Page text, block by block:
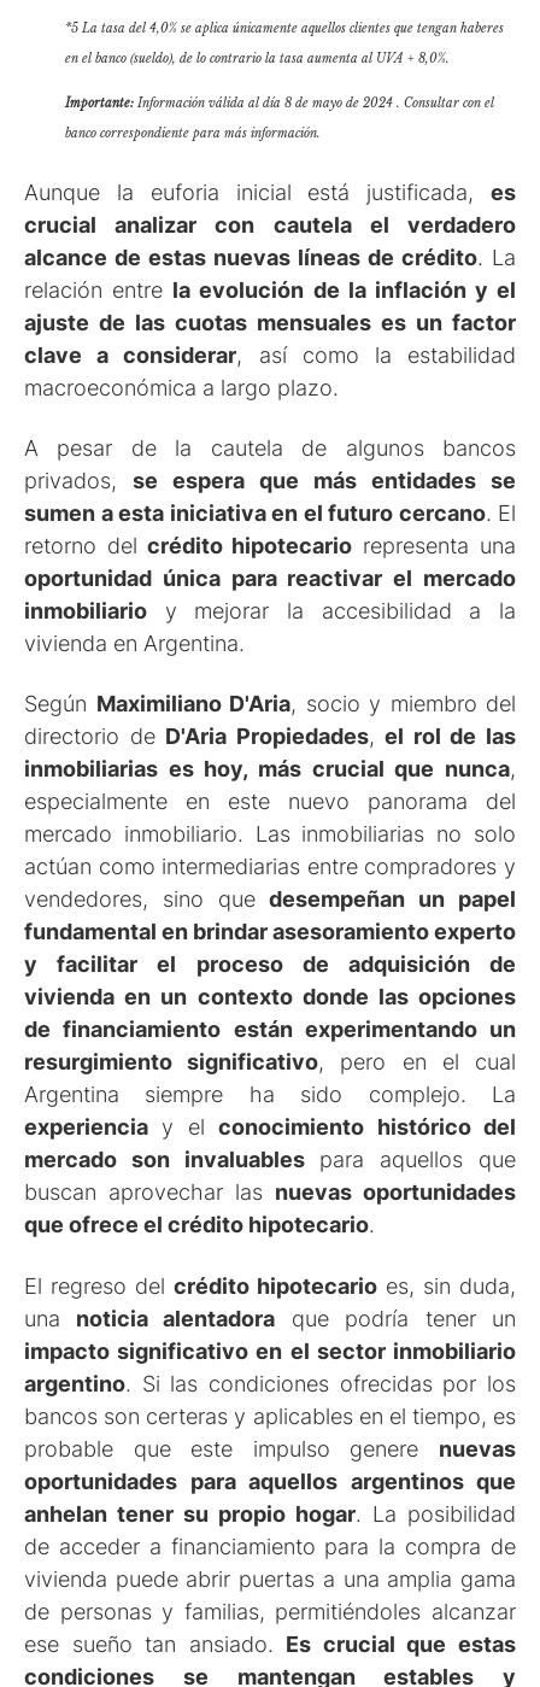
*5 La tasa del 4,0% se aplica únicamente aquellos clientes que tengan haberes
en el banco (sueldo), de lo contrario la tasa aumenta al UVA + 8,0%.
Importante: Información válida al día 8 de mayo de 2024 . Consultar con el
banco correspondiente para más información.
Aunque la euforia inicial está justificada, es
crucial analizar con cautela el verdadero
alcance de estas nuevas líneas de crédito. La
relación entre la evolución de la inflación y el
ajuste de las cuotas mensuales es un factor
clave a considerar, así como la estabilidad
macroeconómica a largo plazo.
A pesar de la cautela de algunos bancos
privados, se espera que más entidades se
sumen a esta iniciativa en el futuro cercano. El
retorno del crédito hipotecario representa una
oportunidad única para reactivar el mercado
inmobiliario y mejorar la accesibilidad a la
vivienda en Argentina.
Según Maximiliano D'Aria, socio y miembro del
directorio de D'Aria Propiedades,el rol de las
inmobiliarias es hoy, más crucial que nunca,
especialmente en este nuevo panorama del
mercado inmobiliario. Las inmobiliarias no solo
actúan como intermediarias entre compradores y
vendedores, sino quedesempeñan un papel
fundamental en brindarasesoramiento experto
y facilitar el proceso de adquisición de
vivienda en un contexto donde las opciones
de financiamiento están experimentando un
resurgimiento significativo, pero en el cual
Argentina siempre ha sido complejo. La
experiencia y elconocimiento histórico del
mercado son invaluablespara aquellos que
buscan aprovechar las nuevas oportunidades
que ofrece el crédito hipotecario.
El regreso del crédito hipotecario es, sin duda,
una noticia alentadora que podría tener un
impacto significativo en el sector inmobiliario
argentino. Si las condiciones ofrecidas por los
bancos son certeras y aplicables en el tiempo, es
probable que este impulso genere nuevas
oportunidades para aquellos argentinos que
anhelan tener su propio hogar. La posibilidad
de acceder a financiamiento para la compra de
vivienda puede abrir puertas a una amplia gama
de personas y familias, permitiéndoles alcanzar
ese sueño tan ansiado. Es crucial que estas
condiciones se mantengan estables y